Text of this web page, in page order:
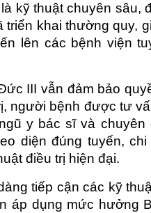
kỹ thuật chuyên sâu,
triển khai thường quy,
lên các bệnh viện
III vẫn đảm bảo
người bệnh được tư
y bác sĩ và chuyên
diện đúng tuyến,
điều trị hiện đại.
tiếp cận các kỹ
áp dụng mức hưởng